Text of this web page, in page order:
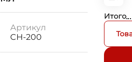
Артикул
CH-200
Итого